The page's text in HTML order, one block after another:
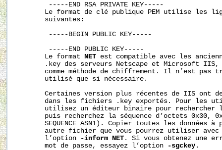
        -----END RSA PRIVATE KEY-----
Le format de clé publique PEM utilise les
       suivantes:
        -----BEGIN PUBLIC KEY-----
        -----END PUBLIC KEY-----
       Le format
NET est compatible avec les
.key des serveurs Netscape et Microsoft
comme méthode de chiffrement. Il n’est pas
       utilisé que si nécessaire.
Certaines version plus récentes de IIS ont
dans les fichiers .key exportés. Pour les
utilisez un éditeur binaire pour rechercher
puis recherchez la séquence d’octets 0x30,
SEQUENCE ASN1). Copier toutes les données à
autre fichier que vous pourrez utiliser
       l’option
-inform NET . Si vous obtenez une
       mot de passe, essayez l’option
-sgckey .